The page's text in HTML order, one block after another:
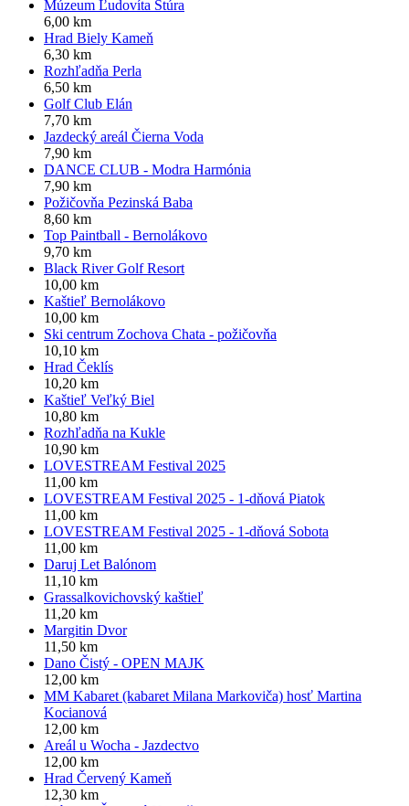
Múzeum Ľudovíta Štúra
6,00 km
Hrad Biely Kameň
6,30 km
Rozhľadňa Perla
6,50 km
Golf Club Elán
7,70 km
Jazdecký areál Čierna Voda
7,90 km
DANCE CLUB - Modra Harmónia
7,90 km
Požičovňa Pezinská Baba
8,60 km
Top Paintball - Bernolákovo
9,70 km
Black River Golf Resort
10,00 km
Kaštieľ Bernolákovo
10,00 km
Ski centrum Zochova Chata - požičovňa
10,10 km
Hrad Čeklís
10,20 km
Kaštieľ Veľký Biel
10,80 km
Rozhľadňa na Kukle
10,90 km
LOVESTREAM Festival 2025
11,00 km
LOVESTREAM Festival 2025 - 1-dňová Piatok
11,00 km
LOVESTREAM Festival 2025 - 1-dňová Sobota
11,00 km
Daruj Let Balónom
11,10 km
Grassalkovichovský kaštieľ
11,20 km
Margitin Dvor
11,50 km
Dano Čistý - OPEN MAJK
12,00 km
MM Kabaret (kabaret Milana Markoviča) hosť Martina
Kocianová
12,00 km
Areál u Wocha - Jazdectvo
12,00 km
Hrad Červený Kameň
12,30 km